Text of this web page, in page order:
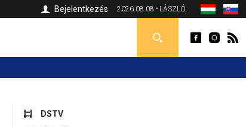
2026.08.08 - LÁSZLÓ
Bejelentkezés
DSTV